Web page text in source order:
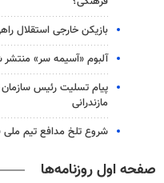
بازیکن خارجی استقلال
آلبوم «آسیمه سر»
پیام تسلیت رئیس
مازندرانی
شروع تلخ مدافع تیم ملی
صفحه اول روزنامه‌ها